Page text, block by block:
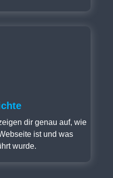
dir genau auf, wie
ist und was
wurde.